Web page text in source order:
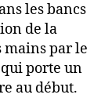
les bancs
de la
par le
porte un
au début.